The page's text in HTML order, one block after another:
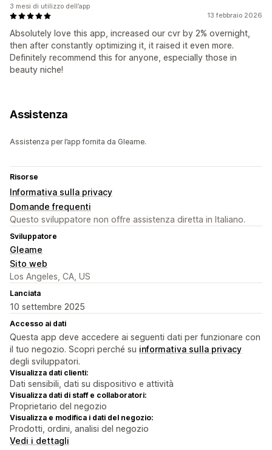
13 febbraio 2026
Absolutely love this app, increased our cvr by 2% overnight,
then after constantly optimizing it, it raised it even more.
Definitely recommend this for anyone, especially those in
beauty niche!
3 mesi di utilizzo dell’app
Assistenza
Assistenza per l’app fornita da Gleame.
Risorse
Informativa sulla privacy
Domande frequenti
Questo sviluppatore non offre assistenza diretta in Italiano.
Sviluppatore
Gleame
Sito web
Los Angeles, CA, US
Lanciata
10 settembre 2025
Accesso ai dati
Questa app deve accedere ai seguenti dati per funzionare con
il tuo negozio. Scopri perché su informativa sulla privacy
degli sviluppatori.
Visualizza dati clienti:
Dati sensibili, dati su dispositivo e attività
Visualizza dati di staff e collaboratori:
Proprietario del negozio
Visualizza e modifica i dati del negozio:
Prodotti, ordini, analisi del negozio
Vedi i dettagli